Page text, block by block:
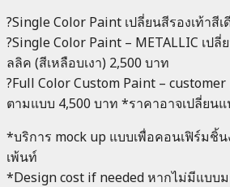
?Single Color Paint เปลี่ยนสีรองเท้าสีเ
?Single Color Paint – METALLIC เปลี่
ลลิค (สีเหลือบเงา) 2,500 บาท
?Full Color Custom Paint –
ตามแบบ 4,500 บาท *ราคาอาจเปลี่ยน
*บริการ mock up แบบเพื่อคอนเฟิร์มชิ้
เพ้นท์
*Design cost if needed หากไม่มีแบบ